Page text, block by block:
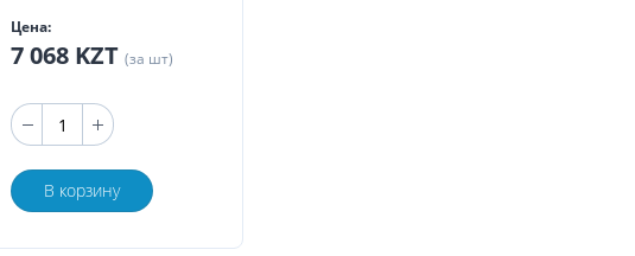
Цена:
7 068 KZT (за шт)
В корзину